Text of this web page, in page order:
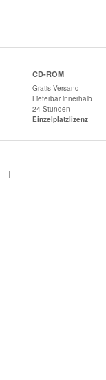
CD-ROM
Gratis Versand
Lieferbar innerhalb
24 Stunden
Einzelplatzlizenz
|